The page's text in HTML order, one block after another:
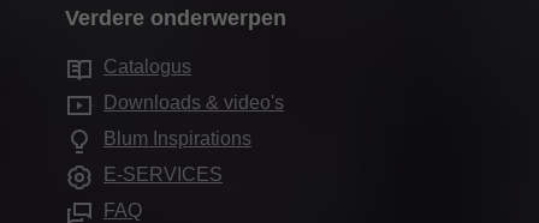
Elektronische systemen
Bewegingstechnologieën
Kasttoepassingen
Verdere thema's
Verwerkingshulpmiddelen
Marketing
Vaak gestelde vragen
Compliance
Opleiding
Pers
Productievestigingen
Showrooms wereldwijd
Verdere onderwerpen
Catalogus
Downloads & video's
Blum Inspirations
E-SERVICES
FAQ